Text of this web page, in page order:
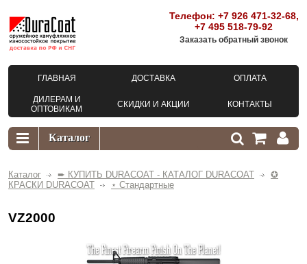
Телефон: +7 926 471-32-68,
+7 495 518-79-92
Заказать обратный звонок
ГЛАВНАЯ ДОСТАВКА ОПЛАТА
ДИЛЕРАМ И
ОПТОВИКАМ
СКИДКИ И АКЦИИ КОНТАКТЫ
Каталог ➨ КУПИТЬ DURACOAT - КАТАЛОГ DURACOAT
✪
КРАСКИ DURACOAT
⋆ Стандартные
VZ2000